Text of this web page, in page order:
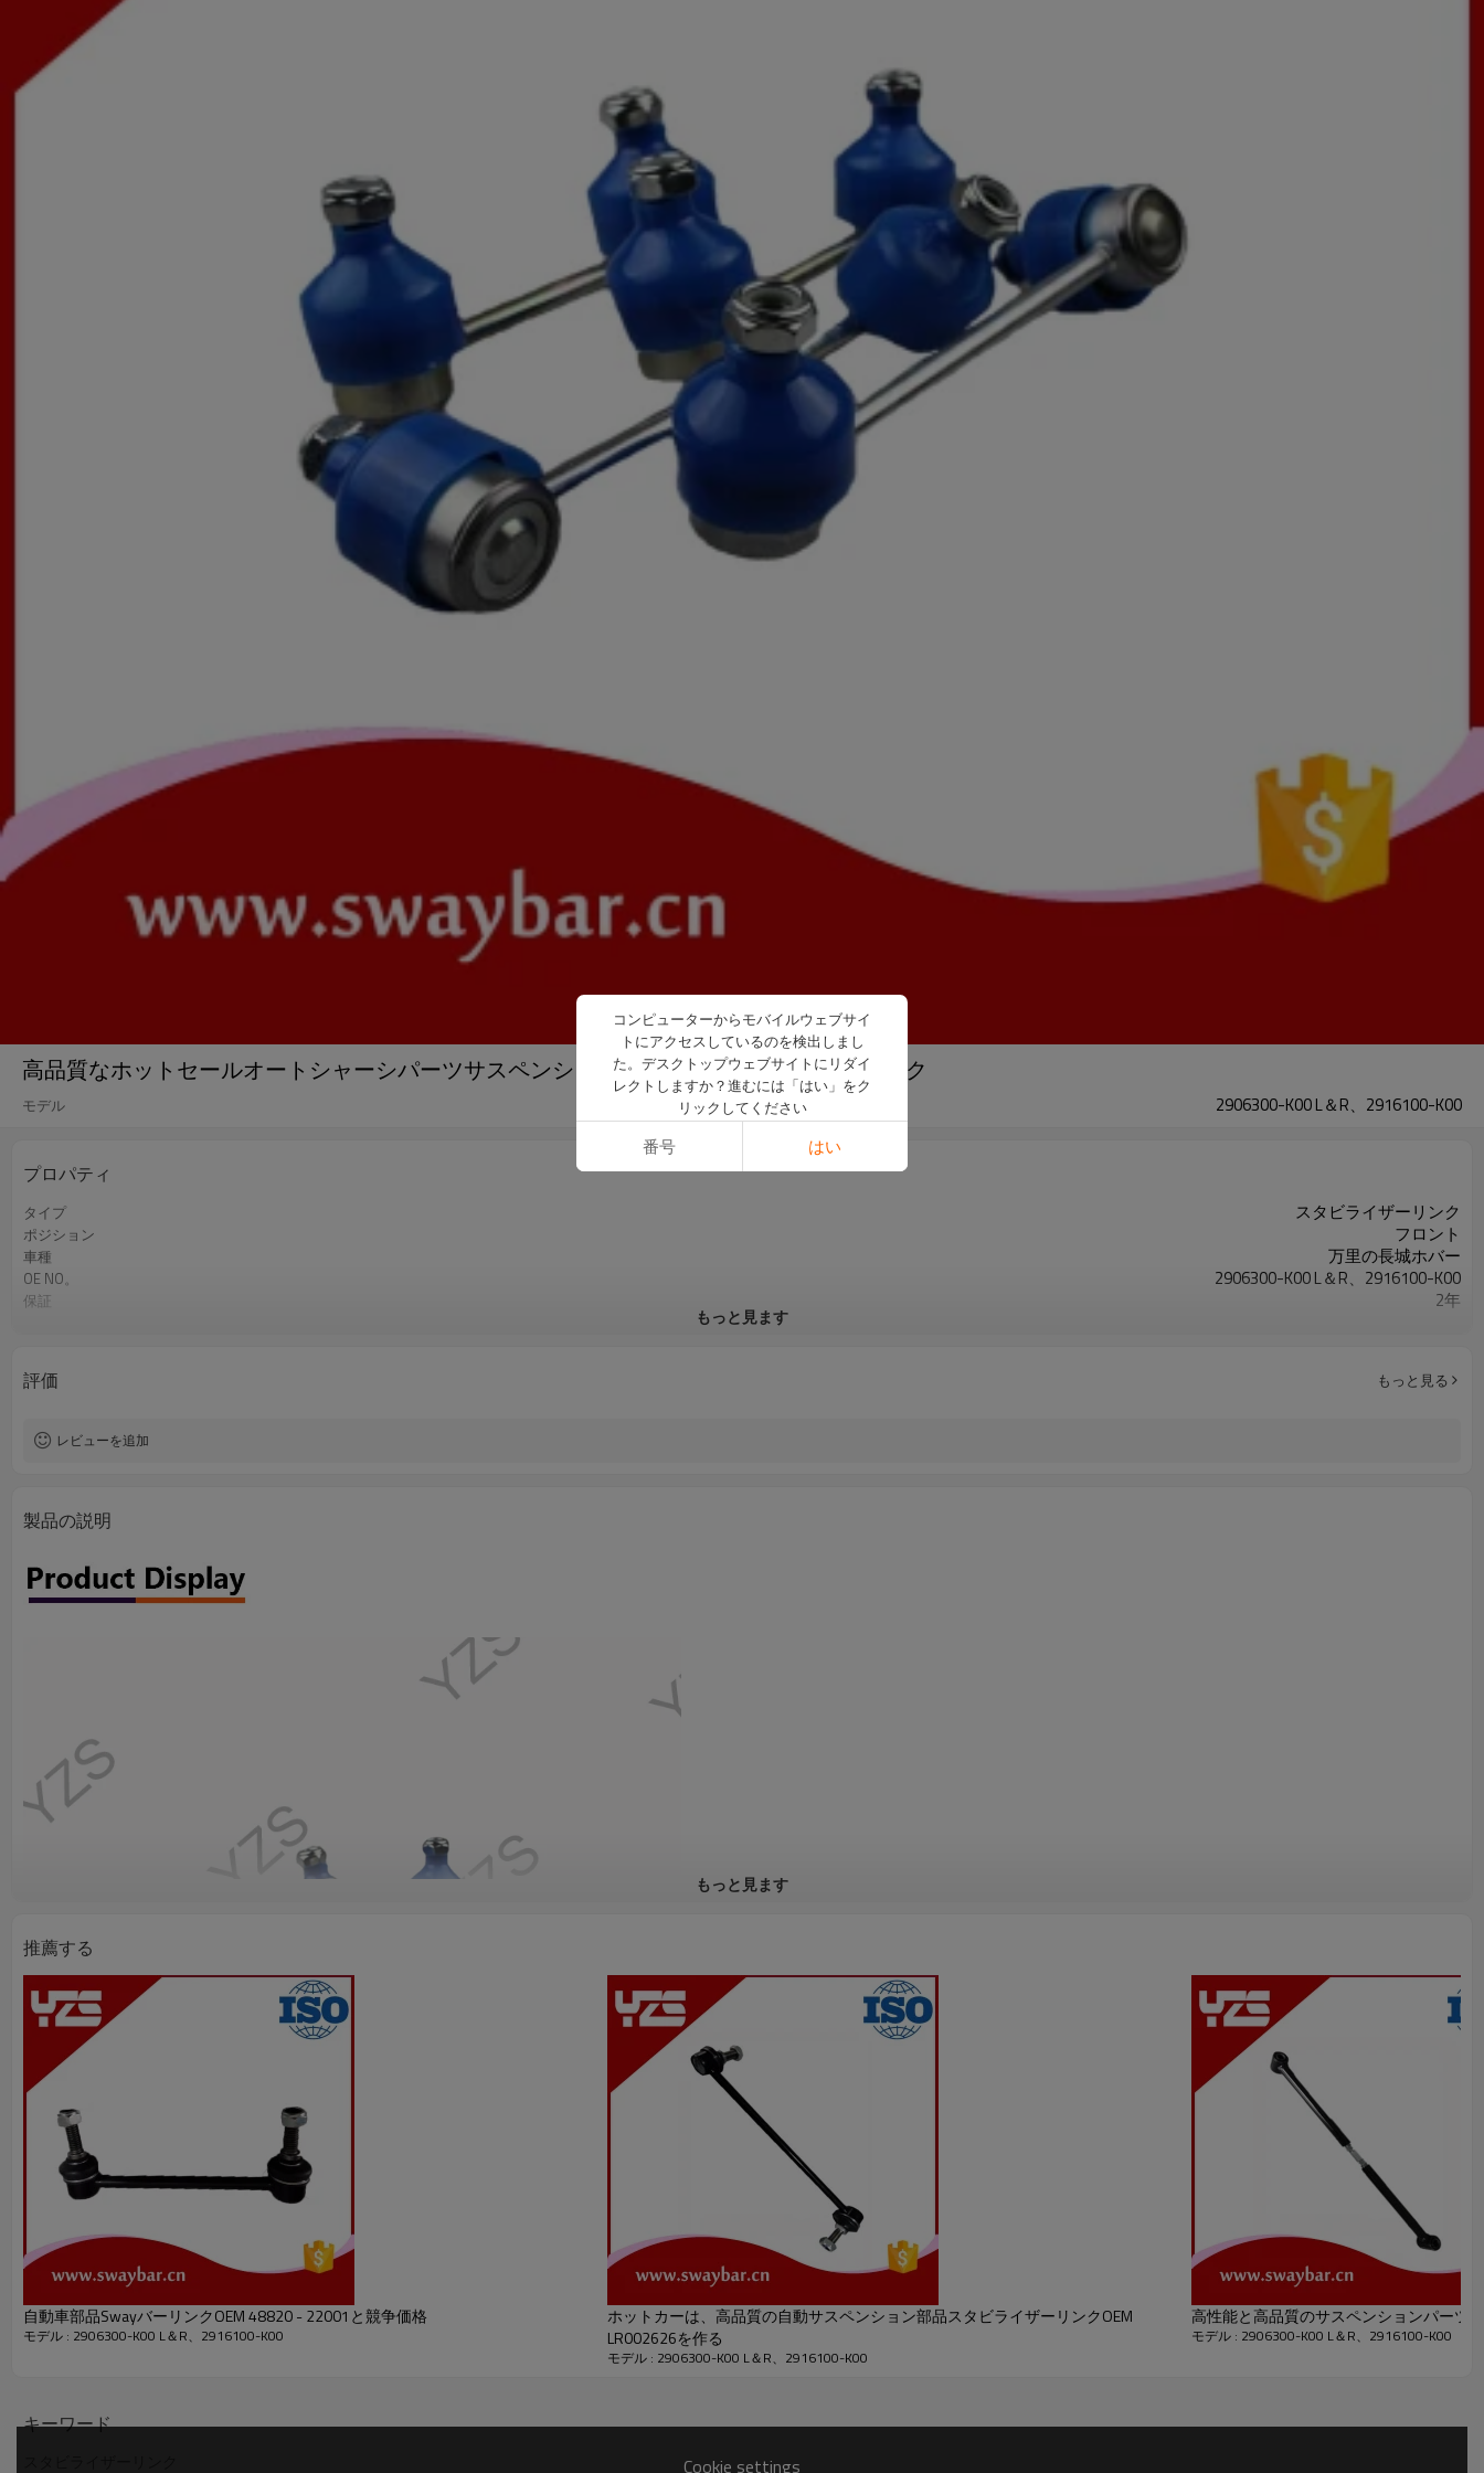
高品質なホットセールオートシャーシパーツサスペンションシステムスタビライザーリンク
モデル 2906300-K00 L＆R、2916100-K00
プロパティ
タイプ スタビライザーリンク
ポジション フロント
車種 万里の長城ホバー
OE NO。 2906300-K00 L＆R、2916100-K00
保証 2年
もっと見ます
評価 もっと見る
レビューを追加
製品の説明
もっと見ます
推薦する
自動車部品SwayバーリンクOEM 48820 - 22001と競争価格
モデル : 2906300-K00 L＆R、2916100-K00
ホットカーは、高品質の自動サスペンション部品スタビライザーリンクOEM
LR002626を作る
モデル : 2906300-K00 L＆R、2916100-K00
高性能と高品質のサスペンションパーツ
モデル : 2906300-K00 L＆R、2916100-K00
キーワード
Cookie settings
コンピューターからモバイルウェブサイ
トにアクセスしているのを検出しまし
た。デスクトップウェブサイトにリダイ
レクトしますか？進むには「はい」をク
リックしてください
番号 はい